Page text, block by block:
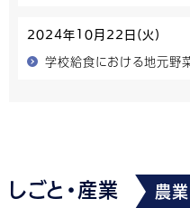
2024年10月22日(火)
学校給食における地元野
しごと・産業 農業